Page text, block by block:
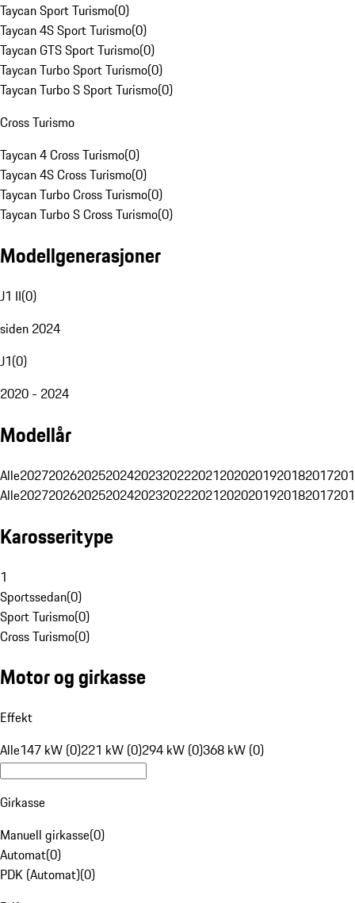
Taycan Sport Turismo(0)
Taycan 4S Sport Turismo(0)
Taycan GTS Sport Turismo(0)
Taycan Turbo Sport Turismo(0)
Taycan Turbo S Sport Turismo(0)
Cross Turismo
Taycan 4 Cross Turismo(0)
Taycan 4S Cross Turismo(0)
Taycan Turbo Cross Turismo(0)
Taycan Turbo S Cross Turismo(0)
Modellgenerasjoner
J1 II(0)
siden 2024
J1(0)
2020 - 2024
Modellår
Alle20272026202520242023202220212020201920182017
Alle20272026202520242023202220212020201920182017
Karosseritype
1
Sportssedan(0)
Sport Turismo(0)
Cross Turismo(0)
Motor og girkasse
Effekt
Alle147 kW (0)221 kW (0)294 kW (0)368 kW (0)
Girkasse
Manuell girkasse(0)
Automat(0)
PDK (Automat)(0)